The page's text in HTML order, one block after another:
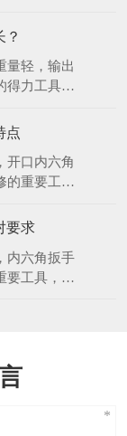
作速度比
工作速度
可适用于2
手只适用2
求
内六角扳手
工具，该
出对应的
样的光
黑色，有
带电粒子在